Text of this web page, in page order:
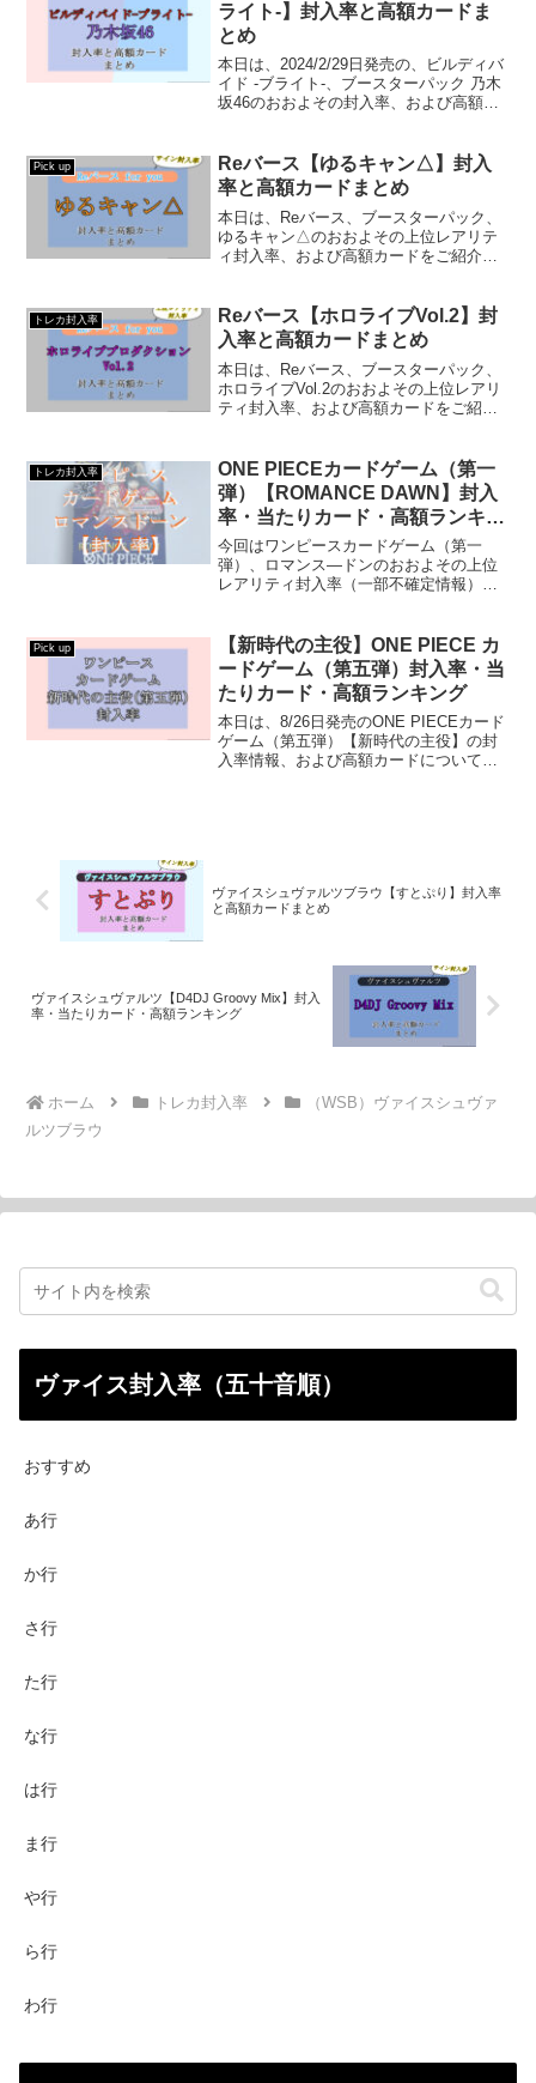
ライト-】封入率と高額カードま
とめ
本日は、2024/2/29日発売の、ビルディバ
イド -ブライト-、ブースターパック 乃木
坂46のおおよその封入率、および高額カ
Pick up
Reバース【ゆるキャン△】封入
率と高額カードまとめ
本日は、Reバース、ブースターパック、
ゆるキャン△のおおよその上位レアリテ
ィ封入率、および高額カードをご紹介し
トレカ封入率
Reバース【ホロライブVol.2】封
入率と高額カードまとめ
本日は、Reバース、ブースターパック、
ホロライブVol.2のおおよその上位レアリ
ティ封入率、および高額カードをご紹介
トレカ封入率
ONE PIECEカードゲーム（第一
弾）【ROMANCE DAWN】封入
率・当たりカード・高額ランキン
グ
今回はワンピースカードゲーム（第一
弾）、ロマンス―ドンのおおよその上位
レアリティ封入率（一部不確定情報）を
Pick up
【新時代の主役】ONE PIECE カ
ードゲーム（第五弾）封入率・当
たりカード・高額ランキング
本日は、8/26日発売のONE PIECEカード
ゲーム（第五弾）【新時代の主役】の封
入率情報、および高額カードについてご
ヴァイスシュヴァルツブラウ【すとぷり】封入率
と高額カードまとめ
ヴァイスシュヴァルツ【D4DJ Groovy Mix】封入
率・当たりカード・高額ランキング
ホーム トレカ封入率
（WSB）ヴァイスシュヴァ
ルツブラウ
ヴァイス封入率（五十音順）
おすすめ
あ行
か行
さ行
た行
な行
は行
ま行
や行
ら行
わ行